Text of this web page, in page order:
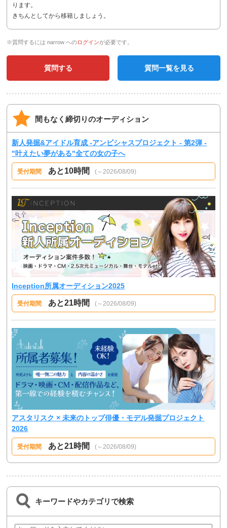
ります。
きちんとしてから移籍しましょう。
※質問するには narrow へのログインが必要です。
質問する 質問一覧を見る
間もなく締切りのオーディション
新人発掘&アイドル育成 -アンビシャスプロジェクト - 第2弾 -
"叶えたい夢がある"全ての女の子へ
受付期間 あと10時間 (～2026/08/09)
Inception所属オーディション2025
受付期間 あと21時間 (～2026/08/09)
アスタリスク × 未来のトップ俳優・モデル発掘プロジェクト
2026
受付期間 あと21時間 (～2026/08/09)
キーワードやカテゴリで検索